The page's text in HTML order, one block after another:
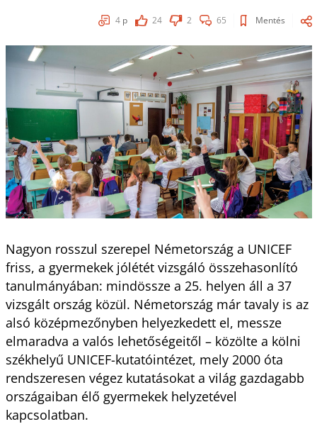
4 p 24 2 65 Mentés
Nagyon rosszul szerepel Németország a UNICEF
friss, a gyermekek jólétét vizsgáló összehasonlító
tanulmányában: mindössze a 25. helyen áll a 37
vizsgált ország közül. Németország már tavaly is az
alsó középmezőnyben helyezkedett el, messze
elmaradva a valós lehetőségeitől – közölte a kölni
székhelyű UNICEF-kutatóintézet, mely 2000 óta
rendszeresen végez kutatásokat a világ gazdagabb
országaiban élő gyermekek helyzetével
kapcsolatban.